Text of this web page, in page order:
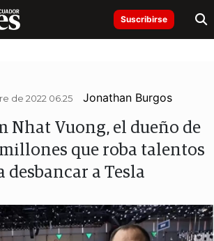
Suscribirse
de 2022 06.25 Jonathan Burgos
Nhat Vuong, el dueño de
que roba talentos
desbancar a Tesla